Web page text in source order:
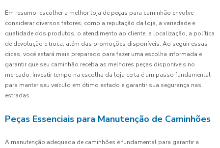
Em resumo, escolher a melhor loja de peças para caminhão envolve
considerar diversos fatores, como a reputação da loja, a variedade e
qualidade dos produtos, o atendimento ao cliente, a localização, a política
de devolução e troca, além das promoções disponíveis. Ao seguir essas
dicas, você estará mais preparado para fazer uma escolha informada e
garantir que seu caminhão receba as melhores peças disponíveis no
mercado. Investir tempo na escolha da loja certa é um passo fundamental
para manter seu veículo em ótimo estado e garantir sua segurança nas
estradas.
Peças Essenciais para Manutenção de Caminhões
A manutenção adequada de caminhões é fundamental para garantir a